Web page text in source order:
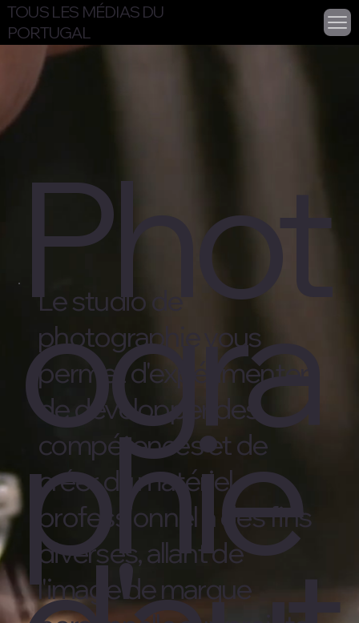
TOUS LES MÉDIAS DU
PORTUGAL
Le studio de
photographie vous
permet d'expérimenter,
de développer des
compétences et de
créer du matériel
professionnel à des fins
diverses, allant de
l'image de marque
Phot
ogra
phie